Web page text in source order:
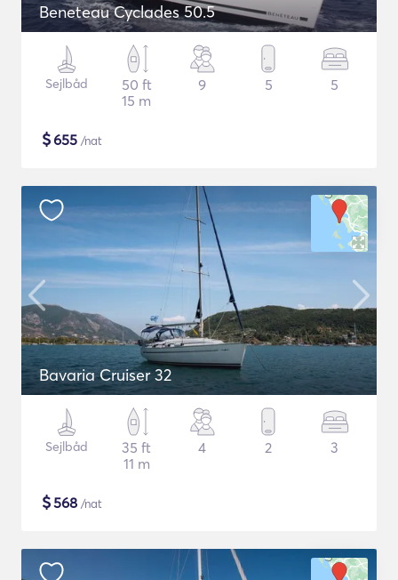
Beneteau Cyclades 50.5
Sejlbåd
50 ft
15 m
9 5 5
$655 /nat
Bavaria Cruiser 32
Sejlbåd
35 ft
11 m
4 2 3
$568 /nat